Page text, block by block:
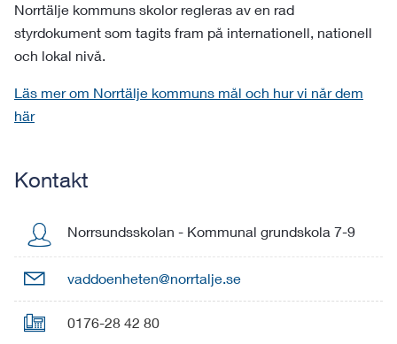
Norrtälje kommuns skolor regleras av en rad
styrdokument som tagits fram på internationell, nationell
och lokal nivå.
Läs mer om Norrtälje kommuns mål och hur vi når dem
här
Kontakt
Norrsundsskolan - Kommunal grundskola 7-9
 vaddoenheten@norrtalje.se
 0176-28 42 80